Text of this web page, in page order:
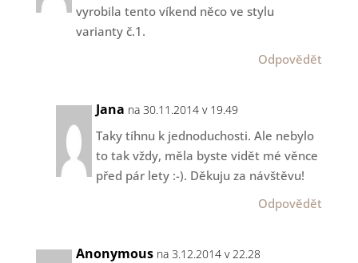
vyrobila tento víkend něco ve stylu
varianty č.1.
Odpovědět
Jana na 30.11.2014 v 19.49
Taky tíhnu k jednoduchosti. Ale nebylo
to tak vždy, měla byste vidět mé věnce
před pár lety :-). Děkuju za návštěvu!
Odpovědět
Anonymous na 3.12.2014 v 22.28